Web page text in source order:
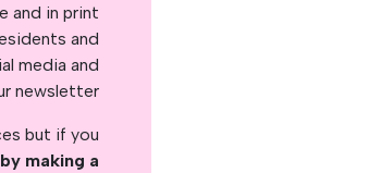
and in print.
and
media and
newsletter.
but if you
making a